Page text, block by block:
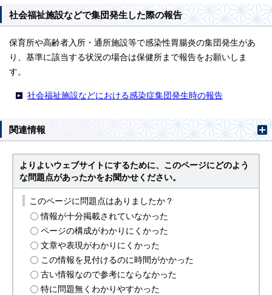
社会福祉施設などで集団発生した際の報告
保育所や高齢者入所・通所施設等で感染性胃腸炎の集団発生があ
り、基準に該当する状況の場合は保健所まで報告をお願いしま
す。
社会福祉施設などにおける感染症集団発生時の報告
関連情報
よりよいウェブサイトにするために、このページにどのよう
な問題点があったかをお聞かせください。
このページに問題点はありましたか？
情報が十分掲載されていなかった
ページの構成がわかりにくかった
文章や表現がわかりにくかった
この情報を見付けるのに時間がかかった
古い情報なので参考にならなかった
特に問題無くわかりやすかった